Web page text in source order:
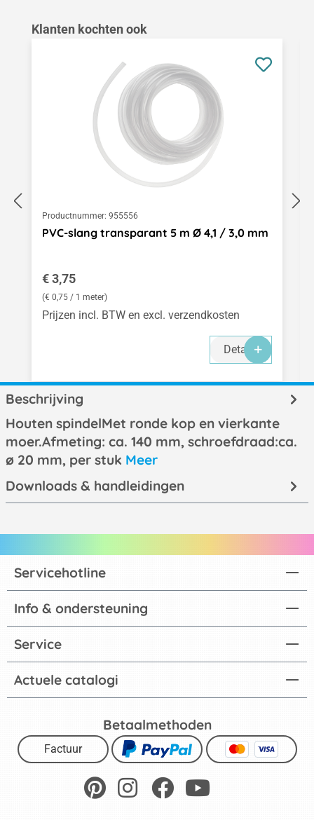
Productgalerij overslaan
Klanten kochten ook
Productnummer: 955556
PVC-slang transparant 5 m Ø 4,1 / 3,0 mm
Normale prijs:
€ 3,75
(€ 0,75 / 1 meter)
Prijzen incl. BTW en excl. verzendkosten
Details
Beschrijving
Houten spindelMet ronde kop en vierkante
moer.Afmeting: ca. 140 mm, schroefdraad:ca.
ø 20 mm, per stuk Meer
Downloads & handleidingen
Actuele catalogi
Servicehotline
Info & ondersteuning
Service
Betaalmethoden
Factuur